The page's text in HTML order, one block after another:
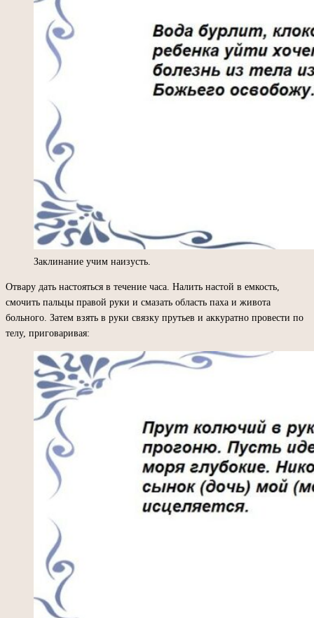
Заклинание учим наизусть.
Отвару дать настояться в течение часа. Налить настой в емкость,
смочить пальцы правой руки и смазать область паха и живота
больного. Затем взять в руки связку прутьев и аккуратно провести по
телу, приговаривая: